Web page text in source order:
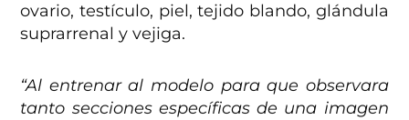
ovario, testículo, piel, tejido blando, glándula
suprarrenal y vejiga.
“Al entrenar al modelo para que observara
tanto secciones específicas de una imagen